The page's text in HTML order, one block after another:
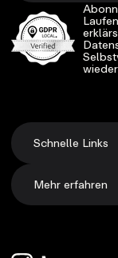
Schnelle Links
Mehr erfahren